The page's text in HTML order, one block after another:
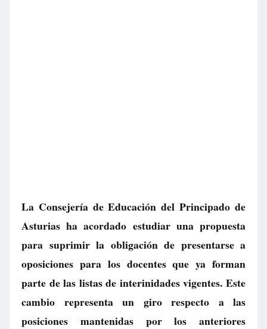
La Consejería de Educación del Principado de
Asturias ha acordado estudiar una propuesta
para suprimir la obligación de presentarse a
oposiciones para los docentes que ya forman
parte de las listas de interinidades vigentes. Este
cambio representa un giro respecto a las
posiciones mantenidas por los anteriores